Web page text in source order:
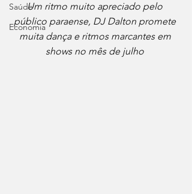
Saúde
Economia
Um ritmo muito apreciado pelo
público paraense, DJ Dalton promete
muita dança e ritmos marcantes em
shows no mês de julho